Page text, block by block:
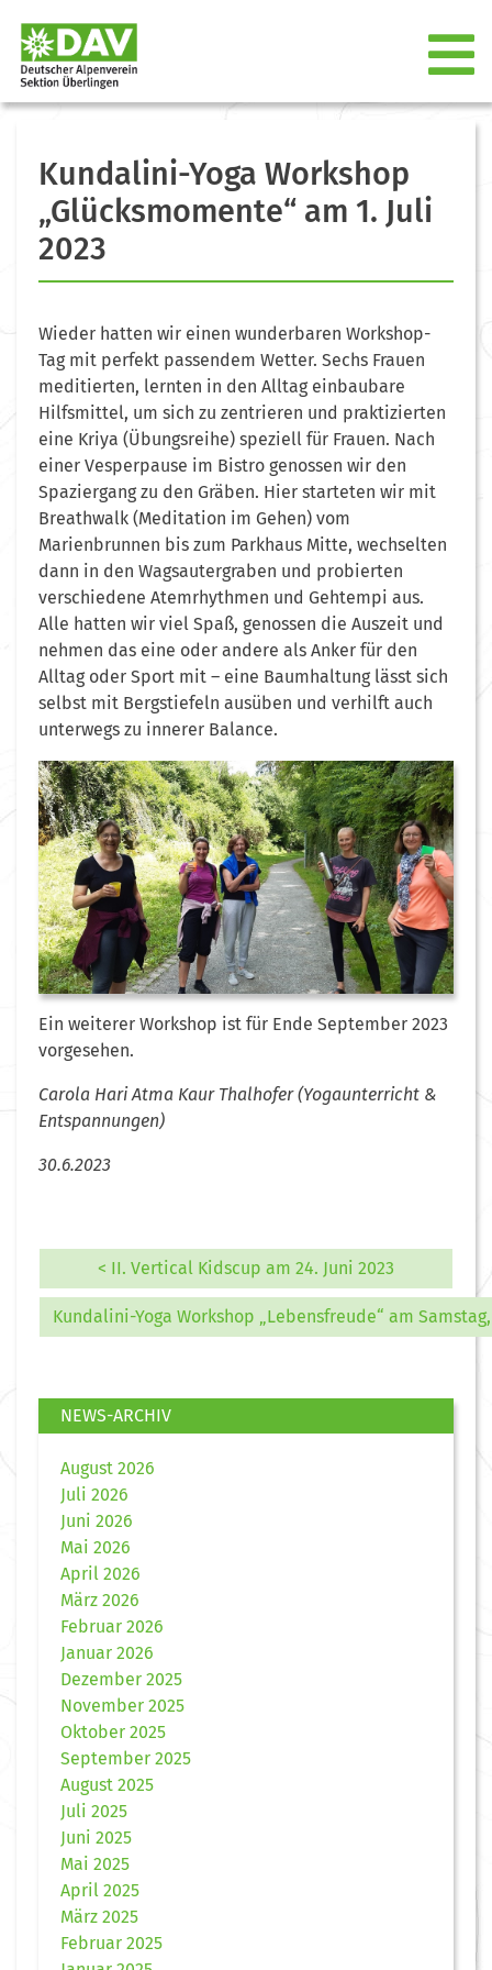
Kundalini-Yoga Workshop
„Glücksmomente“ am 1. Juli
2023
Wieder hatten wir einen wunderbaren Workshop-
Tag mit perfekt passendem Wetter. Sechs Frauen
meditierten, lernten in den Alltag einbaubare
Hilfsmittel, um sich zu zentrieren und praktizierten
eine Kriya (Übungsreihe) speziell für Frauen. Nach
einer Vesperpause im Bistro genossen wir den
Spaziergang zu den Gräben. Hier starteten wir mit
Breathwalk (Meditation im Gehen) vom
Marienbrunnen bis zum Parkhaus Mitte, wechselten
dann in den Wagsautergraben und probierten
verschiedene Atemrhythmen und Gehtempi aus.
Alle hatten wir viel Spaß, genossen die Auszeit und
nehmen das eine oder andere als Anker für den
Alltag oder Sport mit – eine Baumhaltung lässt sich
selbst mit Bergstiefeln ausüben und verhilft auch
unterwegs zu innerer Balance.
Ein weiterer Workshop ist für Ende September 2023
vorgesehen.
Carola Hari Atma Kaur Thalhofer (Yogaunterricht &
Entspannungen)
30.6.2023
< II. Vertical Kidscup am 24. Juni 2023
Kundalini-Yoga Workshop „Lebensfreude“ am Samstag,
NEWS-ARCHIV
August 2026
Juli 2026
Juni 2026
Mai 2026
April 2026
März 2026
Februar 2026
Januar 2026
Dezember 2025
November 2025
Oktober 2025
September 2025
August 2025
Juli 2025
Juni 2025
Mai 2025
April 2025
März 2025
Februar 2025